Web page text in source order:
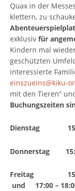
Quax in der
klettern, zu
exklusiv für
Kindern mal
geschützten
interessierte
einszueins@kiku-
mit den Tieren“
Buchungszeiten
Dienstag
Donnerstag
Freitag
und 17:00 –